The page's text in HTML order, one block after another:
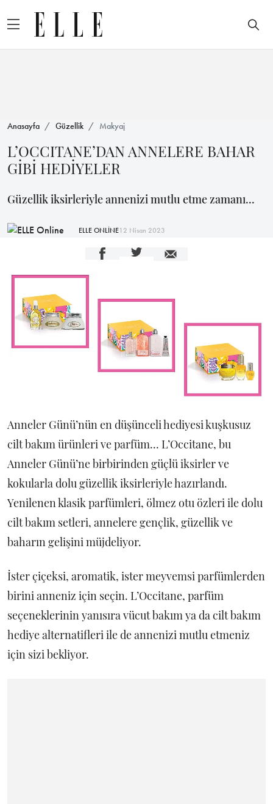
Anasayfa Güzellik Makyaj
L’OCCITANE’DAN ANNELERE BAHAR
GİBİ HEDİYELER
Güzellik iksirleriyle annenizi mutlu etme zamanı...
ELLE ONLİNE12 Nisan 2023
Anneler Günü’nün en düşünceli hediyesi kuşkusuz
cilt bakım ürünleri ve parfüm... L’Occitane, bu
Anneler Günü’ne birbirinden güçlü iksirler ve
kokularla dolu güzellik iksirleriyle hazırlandı.
Yenilenen klasik parfümleri, ölmez otu özleri ile dolu
cilt bakım setleri, annelere gençlik, güzellik ve
baharın gelişini müjdeliyor.
İster çiçeksi, aromatik, ister meyvemsi parfümlerden
birini anneniz için seçin. L’Occitane, parfüm
seçeneklerinin yanısıra vücut bakım ya da cilt bakım
hediye alternatifleri ile de annenizi mutlu etmeniz
için sizi bekliyor.